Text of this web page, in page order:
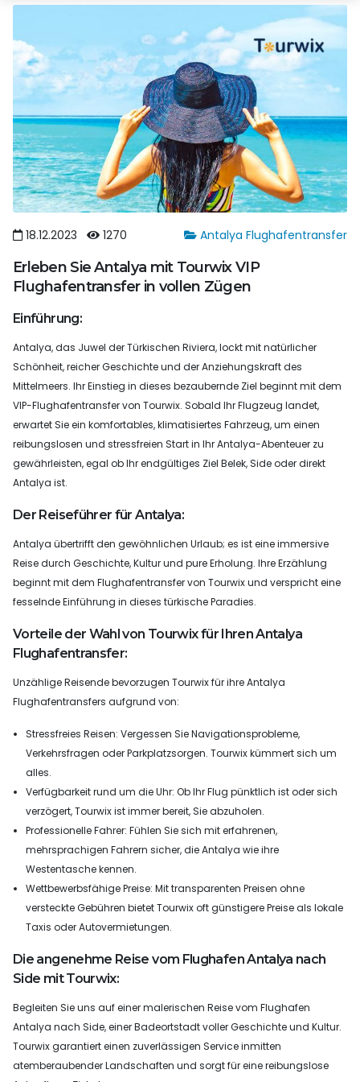
Antalya Flughafentransfer
18.12.2023 1270
Erleben Sie Antalya mit Tourwix VIP
Flughafentransfer in vollen Zügen
Einführung:
Antalya, das Juwel der Türkischen Riviera, lockt mit natürlicher
Schönheit, reicher Geschichte und der Anziehungskraft des
Mittelmeers. Ihr Einstieg in dieses bezaubernde Ziel beginnt mit dem
VIP-Flughafentransfer von Tourwix. Sobald Ihr Flugzeug landet,
erwartet Sie ein komfortables, klimatisiertes Fahrzeug, um einen
reibungslosen und stressfreien Start in Ihr Antalya-Abenteuer zu
gewährleisten, egal ob Ihr endgültiges Ziel Belek, Side oder direkt
Antalya ist.
Der Reiseführer für Antalya:
Antalya übertrifft den gewöhnlichen Urlaub; es ist eine immersive
Reise durch Geschichte, Kultur und pure Erholung. Ihre Erzählung
beginnt mit dem Flughafentransfer von Tourwix und verspricht eine
fesselnde Einführung in dieses türkische Paradies.
Vorteile der Wahl von Tourwix für Ihren Antalya
Flughafentransfer:
Unzählige Reisende bevorzugen Tourwix für ihre Antalya
Flughafentransfers aufgrund von:
Stressfreies Reisen: Vergessen Sie Navigationsprobleme,
Verkehrsfragen oder Parkplatzsorgen. Tourwix kümmert sich um
alles.
Verfügbarkeit rund um die Uhr: Ob Ihr Flug pünktlich ist oder sich
verzögert, Tourwix ist immer bereit, Sie abzuholen.
Professionelle Fahrer: Fühlen Sie sich mit erfahrenen,
mehrsprachigen Fahrern sicher, die Antalya wie ihre
Westentasche kennen.
Wettbewerbsfähige Preise: Mit transparenten Preisen ohne
versteckte Gebühren bietet Tourwix oft günstigere Preise als lokale
Taxis oder Autovermietungen.
Die angenehme Reise vom Flughafen Antalya nach
Side mit Tourwix:
Begleiten Sie uns auf einer malerischen Reise vom Flughafen
Antalya nach Side, einer Badeortstadt voller Geschichte und Kultur.
Tourwix garantiert einen zuverlässigen Service inmitten
atemberaubender Landschaften und sorgt für eine reibungslose